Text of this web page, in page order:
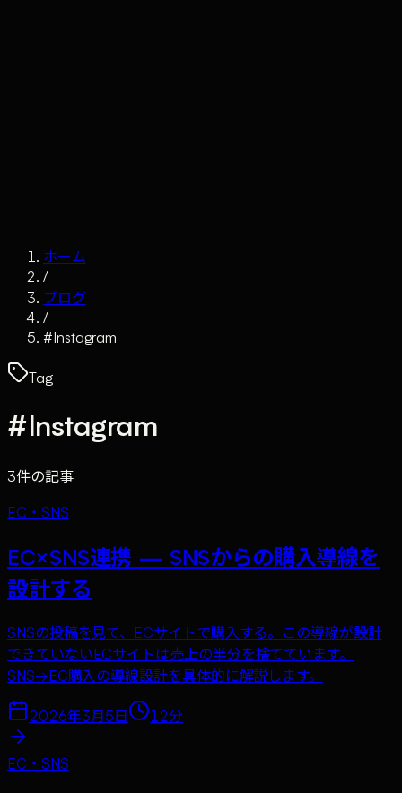
ホーム
/
ブログ
/
#Instagram
Tag
#Instagram
3件の記事
EC・SNS
EC×SNS連携 — SNSからの購入導線を
設計する
SNSの投稿を見て、ECサイトで購入する。この導線が設計
できていないECサイトは売上の半分を捨てています。
SNS→EC購入の導線設計を具体的に解説します。
2026年3月5日 12分
EC・SNS